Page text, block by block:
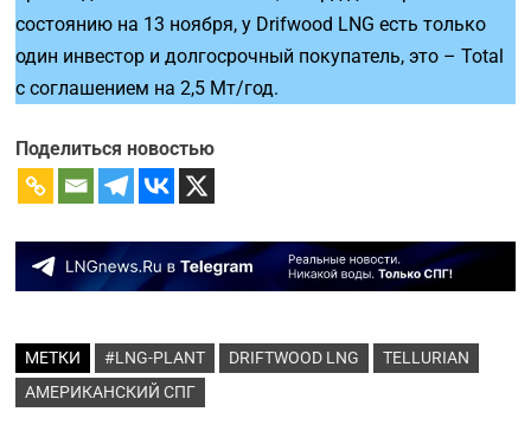
состоянию на 13 ноября, у Drifwood LNG есть только
один инвестор и долгосрочный покупатель, это – Total
с соглашением на 2,5 Мт/год.
Поделиться новостью
МЕТКИ #LNG-PLANT DRIFTWOOD LNG
TELLURIAN
АМЕРИКАНСКИЙ СПГ